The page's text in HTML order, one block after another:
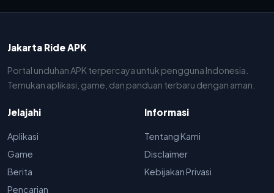
Jakarta Ride APK
Portal unduhan APK terpercaya untuk pengguna Indonesia.
Temukan aplikasi, game, dan panduan terbaru dengan aman.
Jelajahi
Aplikasi
Game
Berita
Pencarian
Informasi
Tentang Kami
Disclaimer
Kebijakan Privasi